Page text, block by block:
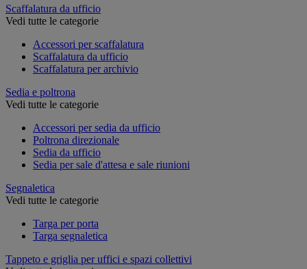
Scaffalatura da ufficio
Vedi tutte le categorie
Accessori per scaffalatura
Scaffalatura da ufficio
Scaffalatura per archivio
Sedia e poltrona
Vedi tutte le categorie
Accessori per sedia da ufficio
Poltrona direzionale
Sedia da ufficio
Sedia per sale d'attesa e sale riunioni
Segnaletica
Vedi tutte le categorie
Targa per porta
Targa segnaletica
Tappeto e griglia per uffici e spazi collettivi